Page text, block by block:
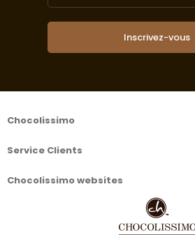
Inscrivez-vous
Chocolissimo
Service Clients
Chocolissimo websites